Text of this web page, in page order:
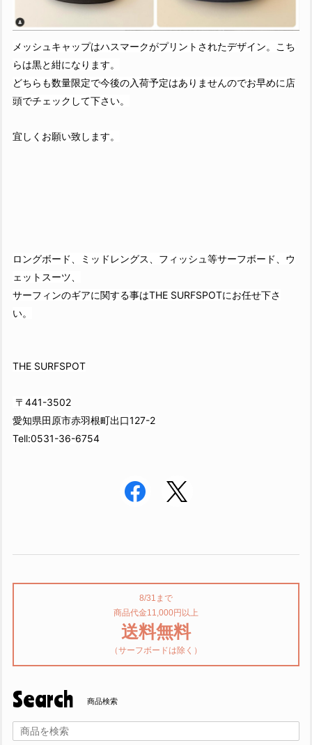
メッシュキャップはハスマークがプリントされたデザイン。
こち
らは黒と紺になります。
どちらも数量限定で今後の入荷予定はありませんのでお早めに店
頭でチェックして下さい。
宜しくお願い致します。
ロングボード、ミッドレングス、フィッシュ等サーフボード、ウ
ェットスーツ、
サーフィンのギアに関する事はTHE SURFSPOTにお任せ下さ
い。
THE SURFSPOT
〒441-3502
愛知県田原市赤羽根町出口127-2
Tell:0531-36-6754
8/31まで
商品代金11,000円以上
送料無料
（サーフボードは除く）
Search 商品検索